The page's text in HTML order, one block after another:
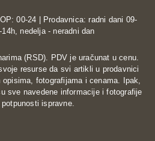
00-24 | Prodavnica: radni dani 09-
nedelja - neradni dan
(RSD). PDV je uračunat u cenu.
resurse da svi artikli u prodavnici
fotografijama i cenama. Ipak,
sve navedene informacije i fotografije
ispravne.